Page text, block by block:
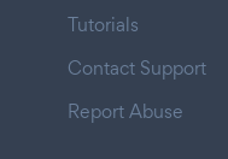
Tutorials
Contact Support
Report Abuse